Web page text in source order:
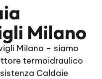
Milano
Milano – siamo
termoidraulico
Caldaie